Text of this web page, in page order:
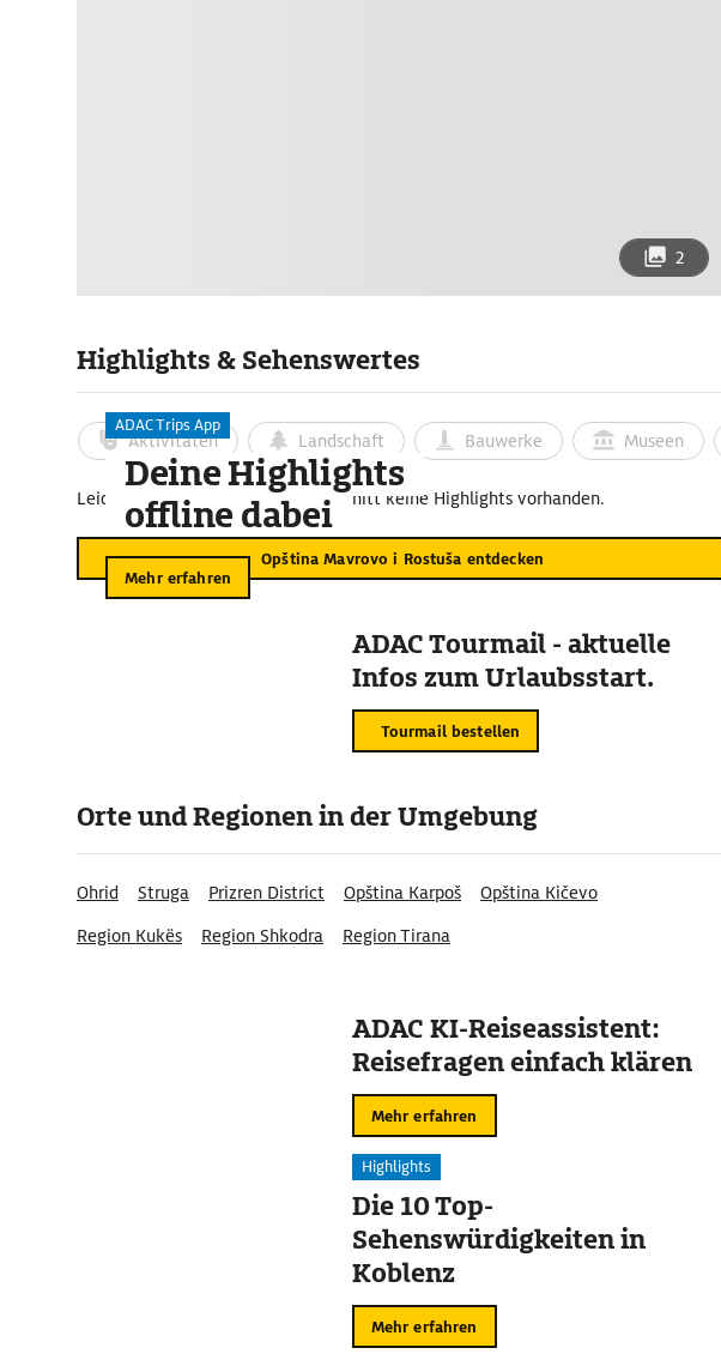
2
Highlights & Sehenswertes
Aktivitäten Landschaft Bauwerke Museen
Leider sind für diesen Kartenausschnitt keine Highlights vorhanden.
Opština Mavrovo i Rostuša entdecken
ADAC Trips App
Deine Highlights
offline dabei
Mehr erfahren
ADAC Tourmail - aktuelle
Infos zum Urlaubsstart.
Tourmail bestellen
Orte und Regionen in der Umgebung
Ohrid Struga Prizren District Opština Karpoš
Opština Kičevo
Region Kukës
Region Shkodra Region Tirana
ADAC KI-Reiseassistent:
Reisefragen einfach klären
Mehr erfahren
Highlights
Die 10 Top-
Sehenswürdigkeiten in
Koblenz
Mehr erfahren